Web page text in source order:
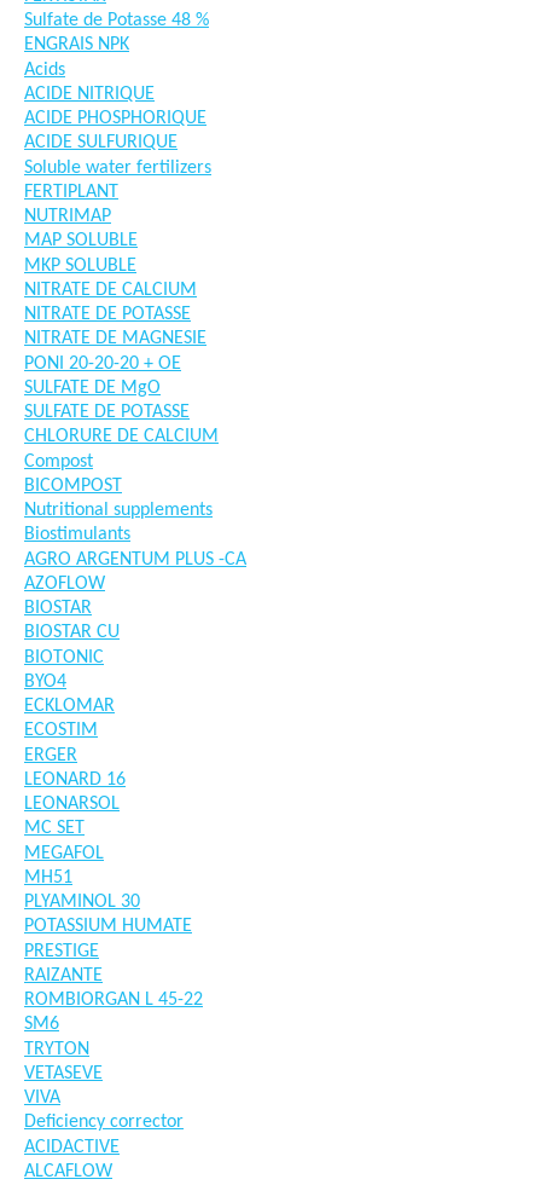
Sulfate de Potasse 48 %
ENGRAIS NPK
Acids
ACIDE NITRIQUE
ACIDE PHOSPHORIQUE
ACIDE SULFURIQUE
Soluble water fertilizers
FERTIPLANT
NUTRIMAP
MAP SOLUBLE
MKP SOLUBLE
NITRATE DE CALCIUM
NITRATE DE POTASSE
NITRATE DE MAGNESIE
PONI 20-20-20 + OE
SULFATE DE MgO
SULFATE DE POTASSE
CHLORURE DE CALCIUM
Compost
BICOMPOST
Nutritional supplements
Biostimulants
AGRO ARGENTUM PLUS -CA
AZOFLOW
BIOSTAR
BIOSTAR CU
BIOTONIC
BYO4
ECKLOMAR
ECOSTIM
ERGER
LEONARD 16
LEONARSOL
MC SET
MEGAFOL
MH51
PLYAMINOL 30
POTASSIUM HUMATE
PRESTIGE
RAIZANTE
ROMBIORGAN L 45-22
SM6
TRYTON
VETASEVE
VIVA
Deficiency corrector
ACIDACTIVE
ALCAFLOW